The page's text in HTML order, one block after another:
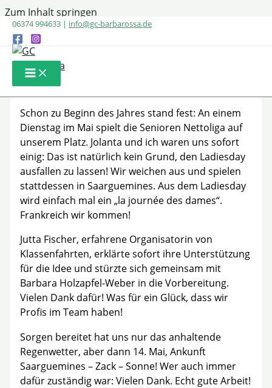
Zum Inhalt springen
06374 994633 | info@gc-barbarossa.de
Ladiesday Ausflug nach
Saargemünd
Schon zu Beginn des Jahres stand fest: An einem
Dienstag im Mai spielt die Senioren Nettoliga auf
unserem Platz. Jolanta und ich waren uns sofort
einig: Das ist natürlich kein Grund, den Ladiesday
ausfallen zu lassen! Wir weichen aus und spielen
stattdessen in Saarguemines. Aus dem Ladiesday
wird einfach mal ein „la journée des dames“.
Frankreich wir kommen!
Jutta Fischer, erfahrene Organisatorin von
Klassenfahrten, erklärte sofort ihre Unterstützung
für die Idee und stürzte sich gemeinsam mit
Barbara Holzapfel-Weber in die Vorbereitung.
Vielen Dank dafür! Was für ein Glück, dass wir
Profis im Team haben!
Sorgen bereitet hat uns nur das anhaltende
Regenwetter, aber dann 14. Mai, Ankunft
Saarguemines – Zack – Sonne! Wer auch immer
dafür zuständig war: Vielen Dank. Echt gute Arbeit!